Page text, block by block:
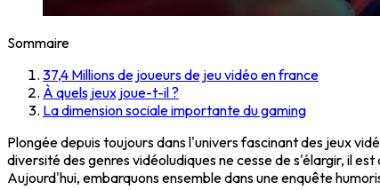
Sommaire
37,4 Millions de joueurs de jeu vidéo en france
À quels jeux joue-t-il ?
La dimension sociale importante du gaming
Plongée depuis toujours dans l'univers fascinant des jeux
diversité des genres vidéoludiques ne cesse de s'élargir, il
Aujourd'hui, embarquons ensemble dans une enquête